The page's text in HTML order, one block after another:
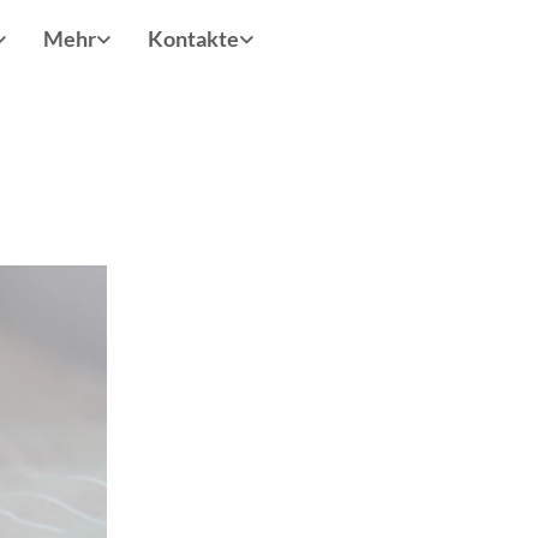
Mehr Kontakte